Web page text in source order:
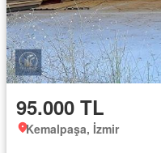
95.000 TL
Kemalpaşa, İzmir